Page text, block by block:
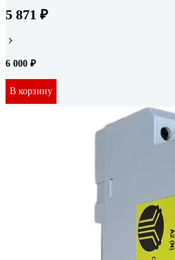
5 871 ₽
6 000 ₽
В корзину